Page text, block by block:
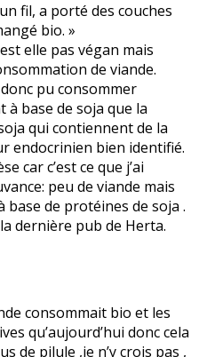
fil, a porté des couches
bio. »
elle pas végan mais
de viande.
donc pu consommer
à base de soja que la
qui contiennent de la
endocrinien bien identifié.
car c’est ce que j’ai
peu de viande mais
de protéines de soja .
dernière pub de Herta.
consommait bio et les
qu’aujourd’hui donc cela
de pilule ,je n’y crois pas ,